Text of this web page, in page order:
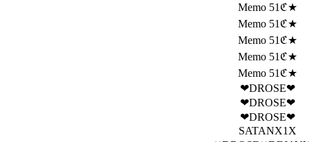
Memo 51ℭ★
Memo 51ℭ★
Memo 51ℭ★
Memo 51ℭ★
Memo 51ℭ★
❤DROSE❤
❤DROSE❤
❤DROSE❤
SATANX1X